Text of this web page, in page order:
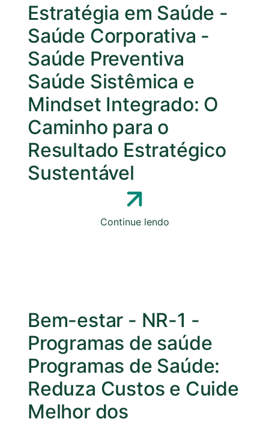
Estratégia em Saúde -
Saúde Corporativa -
Saúde Preventiva
Saúde Sistêmica e
Mindset Integrado: O
Caminho para o
Resultado Estratégico
Sustentável
Continue lendo
Bem-estar - NR-1 -
Programas de saúde
Programas de Saúde:
Reduza Custos e Cuide
Melhor dos